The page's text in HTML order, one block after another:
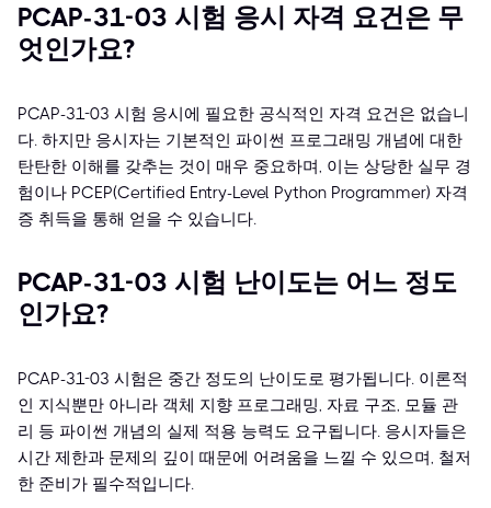
PCAP-31-03 시험 응시 자격 요건은 무
엇인가요?
PCAP-31-03 시험 응시에 필요한 공식적인 자격 요건은 없습니
다. 하지만 응시자는 기본적인 파이썬 프로그래밍 개념에 대한
탄탄한 이해를 갖추는 것이 매우 중요하며, 이는 상당한 실무 경
험이나 PCEP(Certified Entry-Level Python Programmer) 자격
증 취득을 통해 얻을 수 있습니다.
PCAP-31-03 시험 난이도는 어느 정도
인가요?
PCAP-31-03 시험은 중간 정도의 난이도로 평가됩니다. 이론적
인 지식뿐만 아니라 객체 지향 프로그래밍, 자료 구조, 모듈 관
리 등 파이썬 개념의 실제 적용 능력도 요구됩니다. 응시자들은
시간 제한과 문제의 깊이 때문에 어려움을 느낄 수 있으며, 철저
한 준비가 필수적입니다.